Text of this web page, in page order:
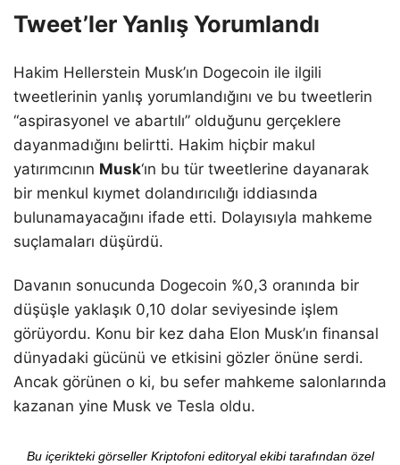
Tweet’ler Yanlış Yorumlandı
Hakim Hellerstein Musk’ın Dogecoin ile ilgili
tweetlerinin yanlış yorumlandığını ve bu tweetlerin
“aspirasyonel ve abartılı” olduğunu gerçeklere
dayanmadığını belirtti. Hakim hiçbir makul
yatırımcının Musk‘ın bu tür tweetlerine dayanarak
bir menkul kıymet dolandırıcılığı iddiasında
bulunamayacağını ifade etti. Dolayısıyla mahkeme
suçlamaları düşürdü.
Davanın sonucunda Dogecoin %0,3 oranında bir
düşüşle yaklaşık 0,10 dolar seviyesinde işlem
görüyordu. Konu bir kez daha Elon Musk’ın finansal
dünyadaki gücünü ve etkisini gözler önüne serdi.
Ancak görünen o ki, bu sefer mahkeme salonlarında
kazanan yine Musk ve Tesla oldu.
Bu içerikteki görseller Kriptofoni editoryal ekibi tarafından özel